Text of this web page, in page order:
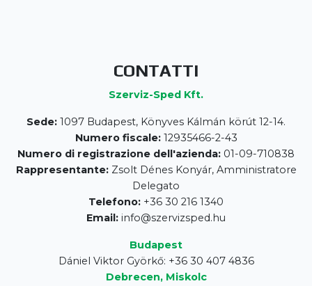
CONTATTI
Szerviz-Sped Kft.
Sede: 1097 Budapest, Könyves Kálmán körút 12-14.
Numero fiscale:12935466-2-43
Numero di registrazione dell'azienda: 01-09-710838
Rappresentante: Zsolt Dénes Konyár, Amministratore
Delegato
Telefono: +36 30 216 1340
Email: info@szervizsped.hu
Budapest
Dániel Viktor Györkő: +36 30 407 4836
Debrecen, Miskolc